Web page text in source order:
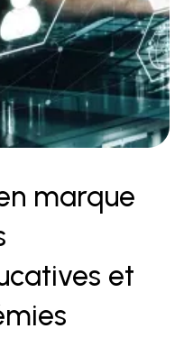
marque
et